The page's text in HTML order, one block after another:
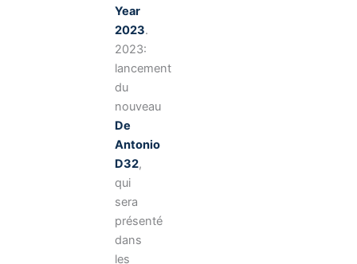
Year
2023.
2023:
lancement
du
nouveau
De
Antonio
D32,
qui
sera
présenté
dans
les